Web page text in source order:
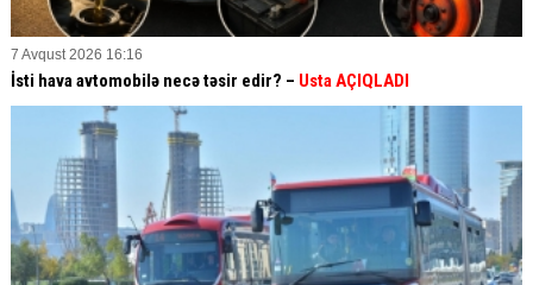
7 Avqust 2026 16:16
İsti hava avtomobilə necə təsir edir? – Usta AÇIQLADI